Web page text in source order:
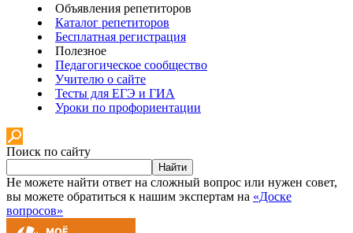
Объявления репетиторов
Каталог репетиторов
Бесплатная регистрация
Полезное
Педагогическое сообщество
Учителю о сайте
Тесты для ЕГЭ и ГИА
Уроки по профориентации
Поиск по сайту
Найти
Не можете найти ответ на сложный вопрос или нужен совет,
вы можете обратиться к нашим экспертам на «Доске
вопросов»